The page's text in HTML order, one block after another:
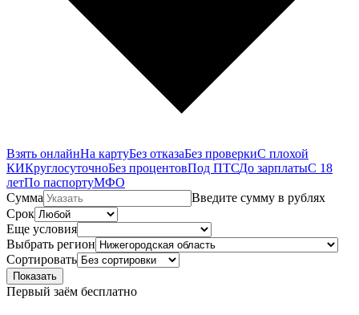
Взять онлайнНа картуБез отказаБез проверкиС плохой
КИКруглосуточноБез процентовПод ПТСДо зарплатыС 18
летПо паспортуМФО
Сумма
Введите сумму в рублях
Срок
Еще условия
Выбрать регион
Сортировать
Показать
Первый заём бесплатно